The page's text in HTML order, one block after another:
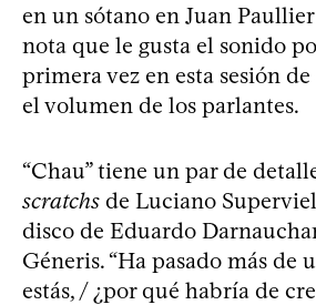
en un sótano en Juan Paullier
nota que le gusta el sonido
primera vez en esta sesión
el volumen de los parlantes.
“Chau” tiene un par de
scratchs de Luciano
disco de Eduardo
Géneris. “Ha pasado más de
estás, / ¿por qué habría de